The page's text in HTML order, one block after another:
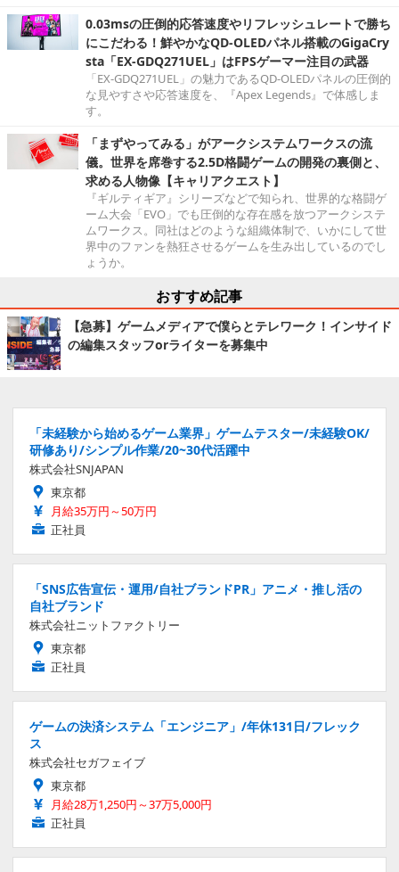
0.03msの圧倒的応答速度やリフレッシュレートで勝ち
にこだわる！鮮やかなQD-OLEDパネル搭載のGigaCry
sta「EX-GDQ271UEL」はFPSゲーマー注目の武器
「EX-GDQ271UEL」の魅力であるQD-OLEDパネルの圧倒的
な見やすさや応答速度を、『Apex Legends』で体感しま
す。
「まずやってみる」がアークシステムワークスの流
儀。世界を席巻する2.5D格闘ゲームの開発の裏側と、
求める人物像【キャリアクエスト】
『ギルティギア』シリーズなどで知られ、世界的な格闘ゲ
ーム大会「EVO」でも圧倒的な存在感を放つアークシステ
ムワークス。同社はどのような組織体制で、いかにして世
界中のファンを熱狂させるゲームを生み出しているのでし
ょうか。
おすすめ記事
【急募】ゲームメディアで僕らとテレワーク！インサイド
の編集スタッフorライターを募集中
「未経験から始めるゲーム業界」ゲームテスター/未経験OK/
研修あり/シンプル作業/20~30代活躍中
株式会社SNJAPAN
東京都
月給35万円～50万円
正社員
「SNS広告宣伝・運用/自社ブランドPR」アニメ・推し活の
自社ブランド
株式会社ニットファクトリー
東京都
正社員
ゲームの決済システム「エンジニア」/年休131日/フレック
ス
株式会社セガフェイブ
東京都
月給28万1,250円～37万5,000円
正社員